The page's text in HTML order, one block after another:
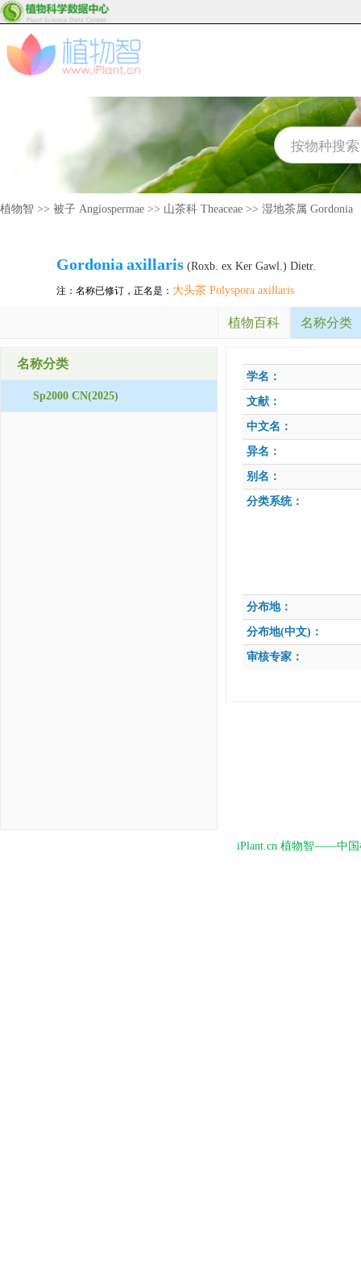
植物智 >> 被子 Angiospermae >> 山茶科 Theaceae >> 湿地茶属 Gordonia
Gordonia axillaris (Roxb. ex Ker Gawl.) Dietr.
注：名称已修订，正名是： 大头茶 Polyspora axillaris
植物百科 名称分类
名称分类
Sp2000 CN(2025)
学名：
文献：
中文名：
异名：
别名：
分类系统：
分布地：
分布地(中文)：
审核专家：
iPlant.cn 植物智——中国